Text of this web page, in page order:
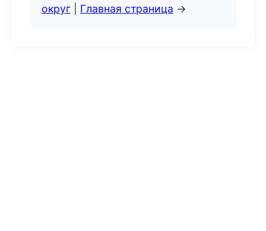
округ
Главная страница →